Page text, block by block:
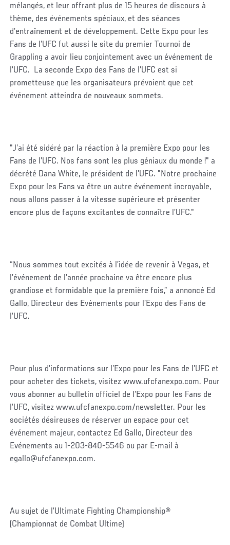
mélangés, et leur offrant plus de 15 heures de discours à
thème, des événements spéciaux, et des séances
d’entraînement et de développement. Cette Expo pour les
Fans de l’UFC fut aussi le site du premier Tournoi de
Grappling a avoir lieu conjointement avec un événement de
l’UFC. La seconde Expo des Fans de l’UFC est si
prometteuse que les organisateurs prévoient que cet
événement atteindra de nouveaux sommets.
"J’ai été sidéré par la réaction à la première Expo pour les
Fans de l’UFC. Nos fans sont les plus géniaux du monde !" a
décrété Dana White, le président de l’UFC. "Notre prochaine
Expo pour les Fans va être un autre événement incroyable,
nous allons passer à la vitesse supérieure et présenter
encore plus de façons excitantes de connaître l’UFC."
“Nous sommes tout excités à l’idée de revenir à Vegas, et
l’événement de l’année prochaine va être encore plus
grandiose et formidable que la première fois,” a annoncé Ed
Gallo, Directeur des Evénements pour l’Expo des Fans de
l’UFC.
Pour plus d’informations sur l’Expo pour les Fans de l’UFC et
pour acheter des tickets, visitez www.ufcfanexpo.com. Pour
vous abonner au bulletin officiel de l’Expo pour les Fans de
l’UFC, visitez www.ufcfanexpo.com/newsletter. Pour les
sociétés désireuses de réserver un espace pour cet
événement majeur, contactez Ed Gallo, Directeur des
Evénements au 1-203-840-5546 ou par E-mail à
egallo@ufcfanexpo.com.
Au sujet de l’Ultimate Fighting Championship®
(Championnat de Combat Ultime)